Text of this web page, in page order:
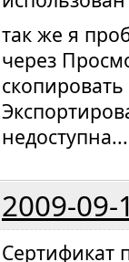
так же я
через
недоступна...
2009-09-
Сертификат